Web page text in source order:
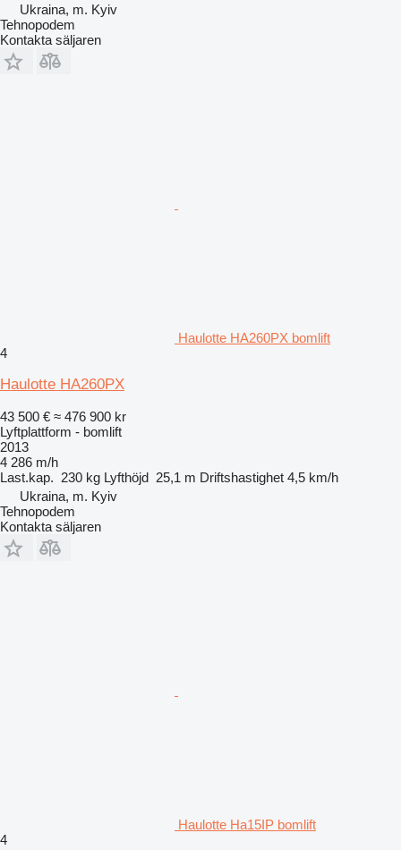
Ukraina, m. Kyiv
Tehnopodem
Kontakta säljaren
Haulotte HA260PX bomlift
4
Haulotte HA260PX
43 500 € ≈ 476 900 kr
Lyftplattform - bomlift
2013
4 286 m/h
Last.kap. 230 kg Lyfthöjd 25,1 m Driftshastighet 4,5 km/h
Ukraina, m. Kyiv
Tehnopodem
Kontakta säljaren
Haulotte Ha15IP bomlift
4